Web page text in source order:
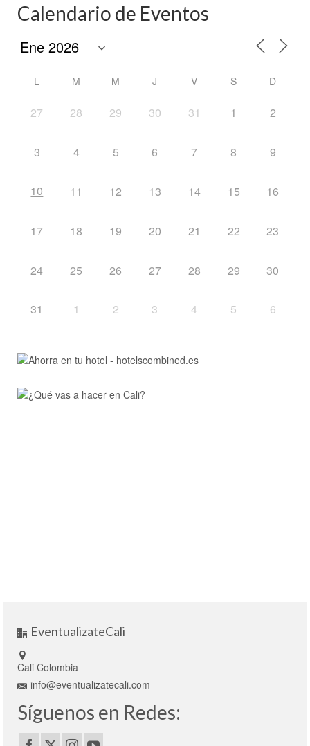
Calendario de Eventos
L M M J V S D
27 28 29 30 31 1 2
3 4 5 6 7 8 9
10 11 12 13 14 15 16
17 18 19 20 21 22 23
24 25 26 27 28 29 30
31 1 2 3 4 5 6
EventualizateCali
Cali Colombia
info@eventualizatecali.com
Síguenos en Redes: